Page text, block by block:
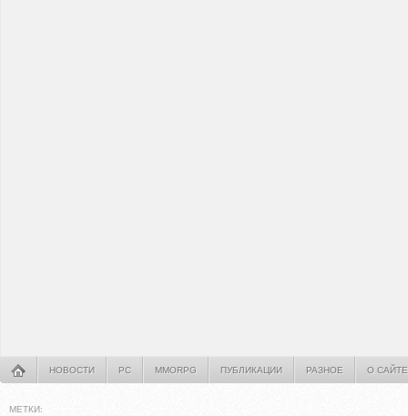
НОВОСТИ PC MMORPG ПУБЛИКАЦИИ РАЗНОЕ О САЙТЕ
МЕТКИ: